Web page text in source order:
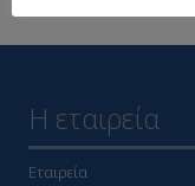
Η εταιρεία
Εταιρεία